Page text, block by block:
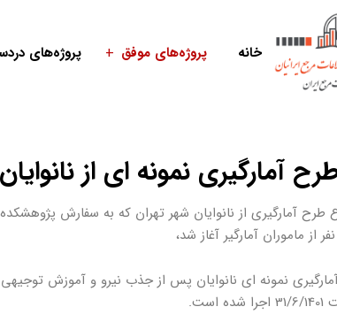
خانه پروژه‌های موفق پروژه‌های
آمارگیری نمونه ای از
آمارگیری از نانوایان شهر تهران که به سفارش
آمارگیری نمونه ای نانوایان پس از جذب نیرو و آموزش